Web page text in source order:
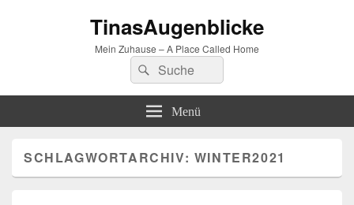
TinasAugenblicke
Mein Zuhause – A Place Called Home
Suchen
nach:
Suchen
Menü
SCHLAGWORTARCHIV: WINTER2021